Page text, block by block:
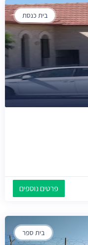
בית כנסת
פרטים נוספים
בית ספר